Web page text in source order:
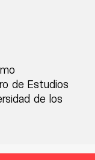
de Estudios
de los